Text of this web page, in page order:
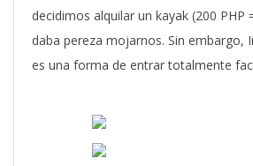
decidimos alquilar un kayak (200 PHP
daba pereza mojarnos. Sin embargo,
es una forma de entrar totalmente